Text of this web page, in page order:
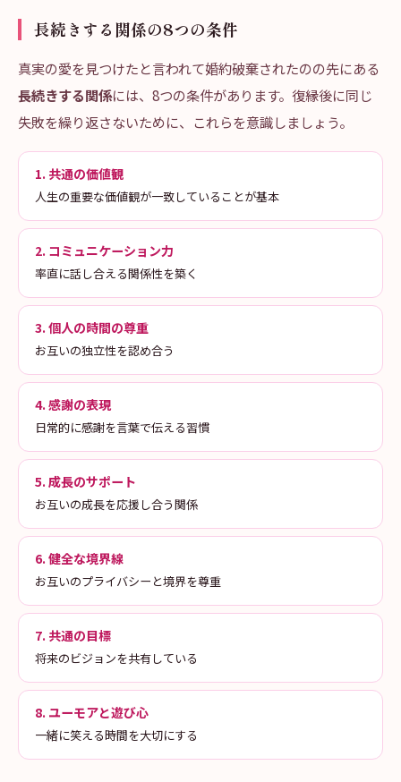
長続きする関係の8つの条件
真実の愛を見つけたと言われて婚約破棄されたのの先にある
長続きする関係には、8つの条件があります。復縁後に同じ
失敗を繰り返さないために、これらを意識しましょう。
1. 共通の価値観
人生の重要な価値観が一致していることが基本
2. コミュニケーション力
率直に話し合える関係性を築く
3. 個人の時間の尊重
お互いの独立性を認め合う
4. 感謝の表現
日常的に感謝を言葉で伝える習慣
5. 成長のサポート
お互いの成長を応援し合う関係
6. 健全な境界線
お互いのプライバシーと境界を尊重
7. 共通の目標
将来のビジョンを共有している
8. ユーモアと遊び心
一緒に笑える時間を大切にする